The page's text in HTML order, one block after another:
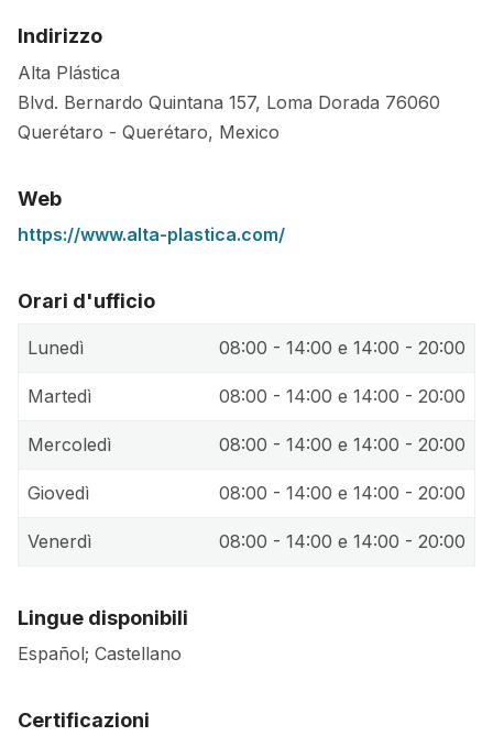
Indirizzo
Alta Plástica
Blvd. Bernardo Quintana 157, Loma Dorada 76060
Querétaro - Querétaro, Mexico
Web
https://www.alta-plastica.com/
Orari d'ufficio
Lunedì 08:00 - 14:00 e 14:00 - 20:00
Martedì 08:00 - 14:00 e 14:00 - 20:00
Mercoledì 08:00 - 14:00 e 14:00 - 20:00
Giovedì 08:00 - 14:00 e 14:00 - 20:00
Venerdì 08:00 - 14:00 e 14:00 - 20:00
Lingue disponibili
Español; Castellano
Certificazioni